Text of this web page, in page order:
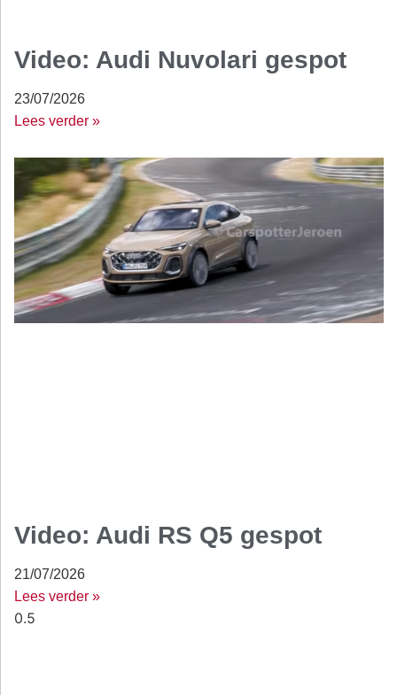
Video: Audi Nuvolari gespot
23/07/2026
Lees verder »
Video: Audi RS Q5 gespot
21/07/2026
Lees verder »